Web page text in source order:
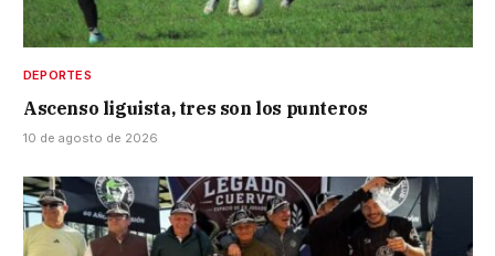
DEPORTES
Ascenso liguista, tres son los punteros
10 de agosto de 2026